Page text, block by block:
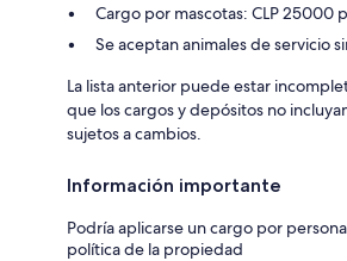
Cargo por mascotas: CLP 25000
Se aceptan animales de servicio
La lista anterior puede estar
que los cargos y depósitos no
sujetos a cambios.
Información importante
Podría aplicarse un cargo por
política de la propiedad